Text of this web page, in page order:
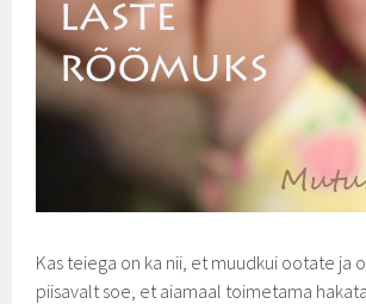
Kas teiega on ka nii, et muudkui ootate ja
piisavalt soe, et aiamaal toimetama hakata